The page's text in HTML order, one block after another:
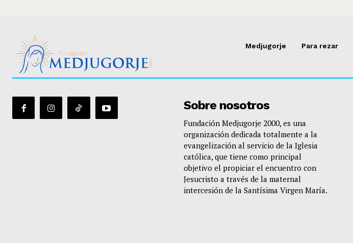
Medjugorje Para rezar
Sobre nosotros
Fundación Medjugorje 2000, es una
organización dedicada totalmente a la
evangelización al servicio de la Iglesia
católica, que tiene como principal
objetivo el propiciar el encuentro con
Jesucristo a través de la maternal
intercesión de la Santísima Virgen María.